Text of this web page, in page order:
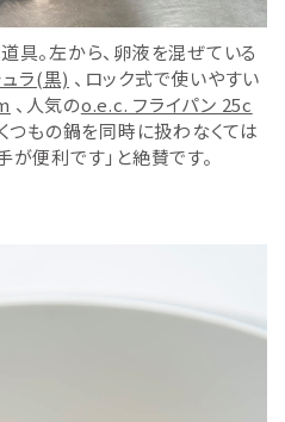
具。左から、卵液を混ぜている
ラ(黒) 、 ロック式で使いやすい
、人気のo.e.c. フライパン 25c
つもの鍋を同時に扱わなくては
便利です」と絶賛です。